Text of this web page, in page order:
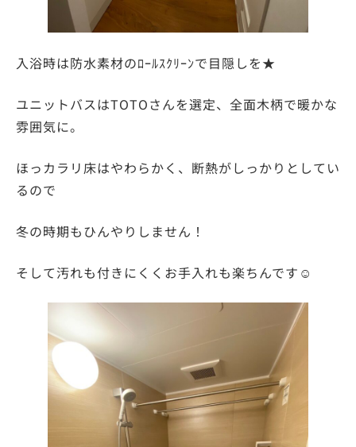
入浴時は防水素材のﾛｰﾙｽｸﾘｰﾝで目隠しを★
ユニットバスはTOTOさんを選定、全面木柄で暖かな
雰囲気に。
ほっカラリ床はやわらかく、断熱がしっかりとしてい
るので
冬の時期もひんやりしません！
そして汚れも付きにくくお手入れも楽ちんです☺